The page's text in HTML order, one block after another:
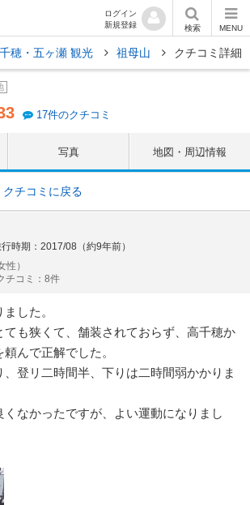
ログイン
新規登録
検索 MENU
穂・五ヶ瀬 観光 祖母山 クチコミ詳細
17件のクチコミ
写真 地図・周辺情報
チコミに戻る
時期：2017/08（約9年前）
性）
チコミ：8件
した。
ても狭くて、舗装されておらず、高千穂か
んで正解でした。
、登リ二時間半、下りは二時間弱かかりま
なかったですが、よい運動になりまし